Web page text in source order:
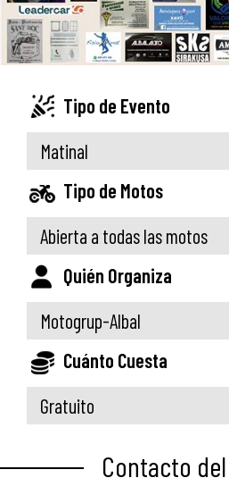
Tipo de Evento
Matinal
Tipo de Motos
Abierta a todas las motos
Quién Organiza
Motogrup-Albal
Cuánto Cuesta
Gratuito
Contacto